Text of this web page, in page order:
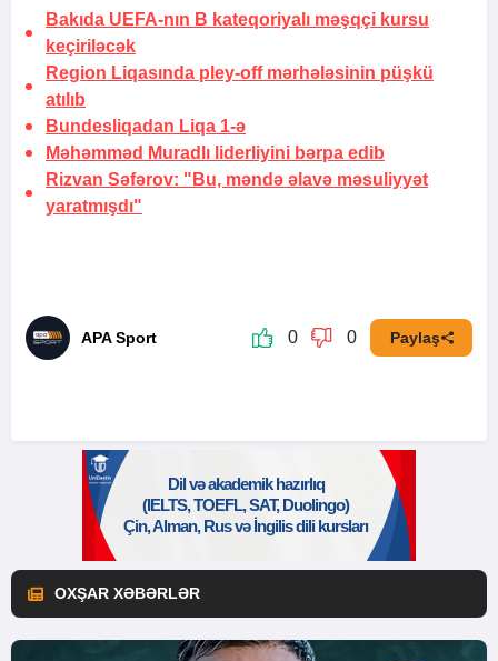
Bakıda UEFA-nın B kateqoriyalı məşqçi kursu
keçiriləcək
Region Liqasında pley-off mərhələsinin püşkü
atılıb
Bundesliqadan Liqa 1-ə
Məhəmməd Muradlı liderliyini bərpa edib
Rizvan Səfərov: "Bu, məndə əlavə məsuliyyət
yaratmışdı"
APA Sport 0 0 Paylaş
OXŞAR XƏBƏRLƏR